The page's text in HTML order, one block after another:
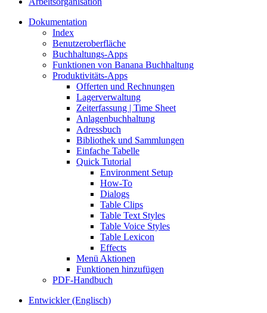
Dokumentation
Index
Benutzeroberfläche
Buchhaltungs-Apps
Funktionen von Banana Buchhaltung
Produktivitäts-Apps
Offerten und Rechnungen
Lagerverwaltung
Zeiterfassung | Time Sheet
Anlagenbuchhaltung
Adressbuch
Bibliothek und Sammlungen
Einfache Tabelle
Quick Tutorial
Environment Setup
How-To
Dialogs
Table Clips
Table Text Styles
Table Voice Styles
Table Lexicon
Effects
Menü Aktionen
Funktionen hinzufügen
PDF-Handbuch
Entwickler (Englisch)